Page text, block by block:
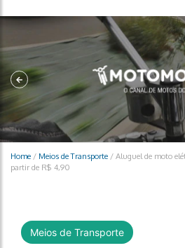
Home / Meios de Transporte / Aluguel de moto
partir de R$ 4,90
Meios de Transporte